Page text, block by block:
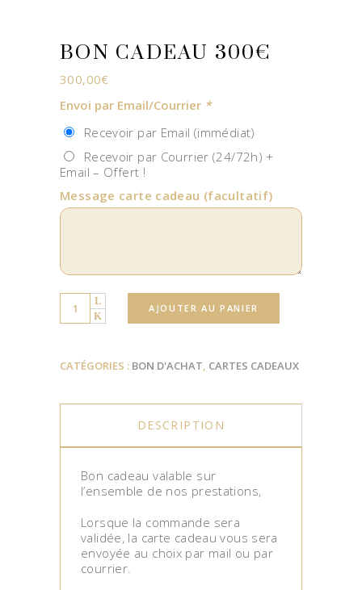
BON CADEAU 300€
300,00€
Envoi par Email/Courrier *
Recevoir par Email (immédiat)
Recevoir par Courrier (24/72h) +
Email – Offert !
Message carte cadeau (facultatif)
Quantity AJOUTER AU PANIER
CATÉGORIES : BON D'ACHAT, CARTES CADEAUX
DESCRIPTION
Bon cadeau valable sur
l’ensemble de nos prestations,
Lorsque la commande sera
validée, la carte cadeau vous sera
envoyée au choix par mail ou par
courrier.